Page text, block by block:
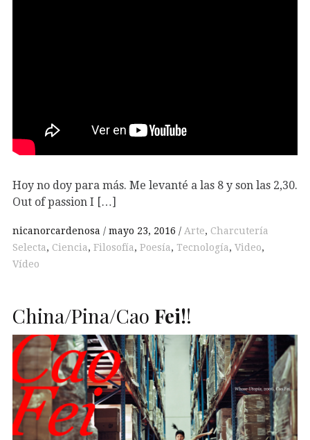
Hoy no doy para más. Me levanté a las 8 y son las 2,30.
Out of passion I […]
nicanorcardenosa mayo 23, 2016 Arte, Charcutería
Selecta, Ciencia, Filosofía, Poesía, Tecnología, Video,
Vídeo
China/Pina/Cao Fei!!